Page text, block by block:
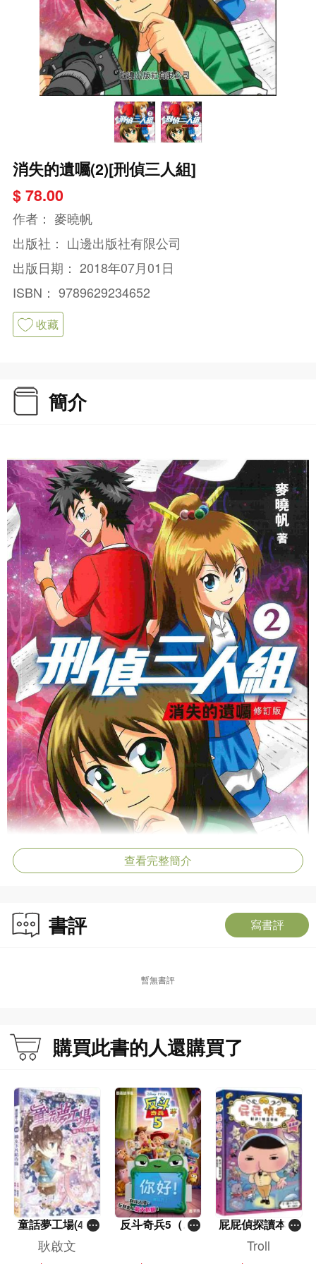
消失的遺囑(2)[刑偵三人組]
$ 78.00
作者： 麥曉帆
出版社： 山邊出版社有限公司
出版日期： 2018年07月01日
ISBN： 9789629234652
收藏
簡介
查看完整簡介
書評 寫書評
暫無書評
購買此書的人還購買了
童話夢工場(40)
——織女下凡結
奇緣
耿啟文
反斗奇兵5（圖
屁屁偵探讀本(1
3)－－對決！怪
Troll